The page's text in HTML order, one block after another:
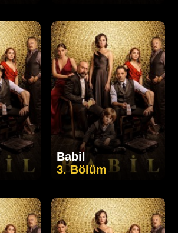
Babil
3. Bölüm